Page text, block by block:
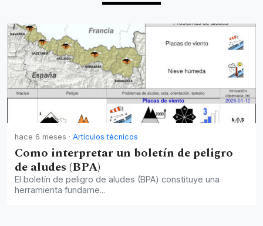
hace 6 meses · Artículos técnicos
Como interpretar un boletín de peligro
de aludes (BPA)
El boletín de peligro de aludes (BPA) constituye una
herramienta fundame...